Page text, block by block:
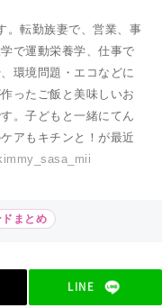
。転勤族妻で、営業、事
で運動栄養学、仕事で
環境問題・エコなどに
ったご飯と美味しいお
。子どもと一緒にてん
アもキチンと！が最近
まとめ
LINE